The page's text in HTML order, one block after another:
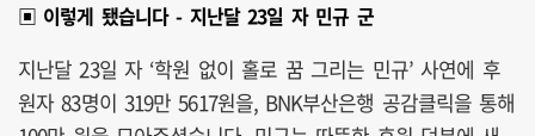
▣ 이렇게 됐습니다 - 지난달 23일 자 민규 군
지난달 23일 자 ‘학원 없이 홀로 꿈 그리는 민규’ 사연에 후
원자 83명이 319만 5617원을, BNK부산은행 공감클릭을 통해